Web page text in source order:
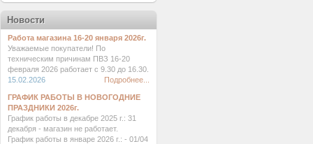
Новости
Работа магазина 16-20 января 2026г.
Уважаемые покупатели! По
техническим причинам ПВЗ 16-20
февраля 2026 работает с 9.30 до 16.30.
15.02.2026
Подробнее...
ГРАФИК РАБОТЫ В НОВОГОДНИЕ
ПРАЗДНИКИ 2026г.
График работы в декабре 2025 г.: 31
декабря - магазин не работает.
График работы в январе 2026 г.: - 01/04